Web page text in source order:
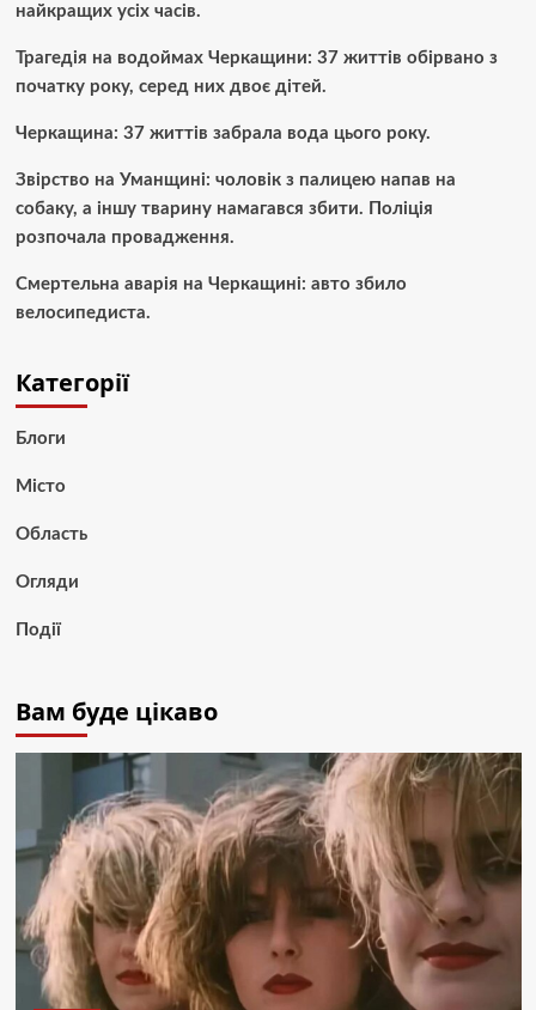
найкращих усіх часів.
Трагедія на водоймах Черкащини: 37 життів обірвано з
початку року, серед них двоє дітей.
Черкащина: 37 життів забрала вода цього року.
Звірство на Уманщині: чоловік з палицею напав на
собаку, а іншу тварину намагався збити. Поліція
розпочала провадження.
Смертельна аварія на Черкащині: авто збило
велосипедиста.
Категорії
Блоги
Місто
Область
Огляди
Події
Вам буде цікаво